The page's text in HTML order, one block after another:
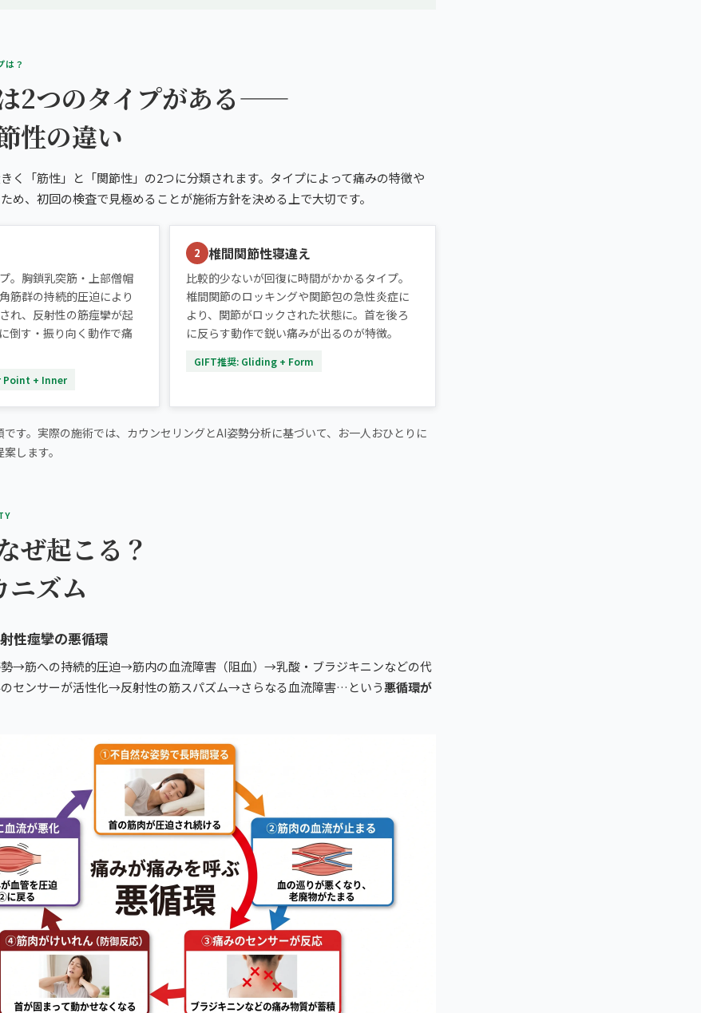
は？
2つのタイプがある——
性の違い
く「筋性」と「関節性」の2つに分類されます。タイプによって痛みの特徴や
め、初回の検査で見極めることが施術方針を決める上で大切です。
。胸鎖乳突筋・上部僧帽
筋群の持続的圧迫により
れ、反射性の筋痙攣が起
倒す・振り向く動作で痛
Point + Inner
2 椎間関節性寝違え
比較的少ないが回復に時間がかかるタイプ。
椎間関節のロッキングや関節包の急性炎症に
より、関節がロックされた状態に。首を後ろ
に反らす動作で鋭い痛みが出るのが特徴。
GIFT推奨: Gliding + Form
す。実際の施術では、カウンセリングとAI姿勢分析に基づいて、お一人おひとりに
します。
ぜ起こる？
ニズム
性痙攣の悪循環
→筋への持続的圧迫→筋内の血流障害（阻血）→乳酸・ブラジキニンなどの代
センサーが活性化→反射性の筋スパズム→さらなる血流障害…という悪循環が